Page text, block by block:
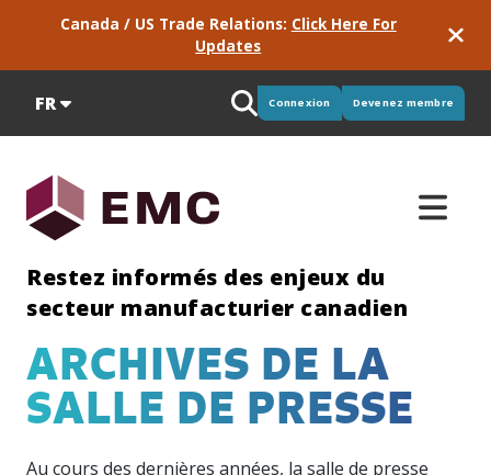
Canada / US Trade Relations: Click Here For
Updates
FR Connexion Devenez membre
RS & DE
développer
entreprise
Pouls
de
l’industrie
Consortiums
consortium
d’EMC
Rencontrez
EMC
Bienvenue!
Notre
équipe
EMC
Restez informés des enjeux du
secteur manufacturier canadien
ARCHIVES DE LA
SALLE DE PRESSE
Au cours des dernières années, la salle de presse